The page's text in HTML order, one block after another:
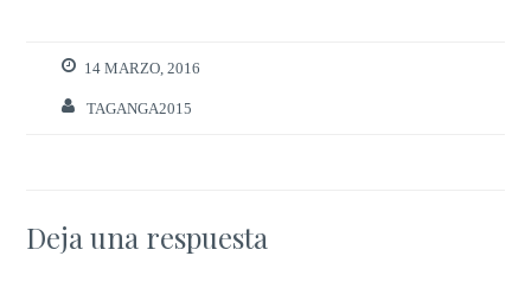
14 MARZO, 2016
TAGANGA2015
Deja una respuesta